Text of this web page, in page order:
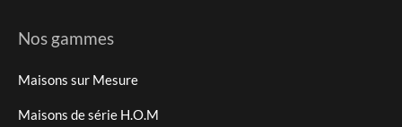
Nos gammes
Maisons sur Mesure
Maisons de série H.O.M